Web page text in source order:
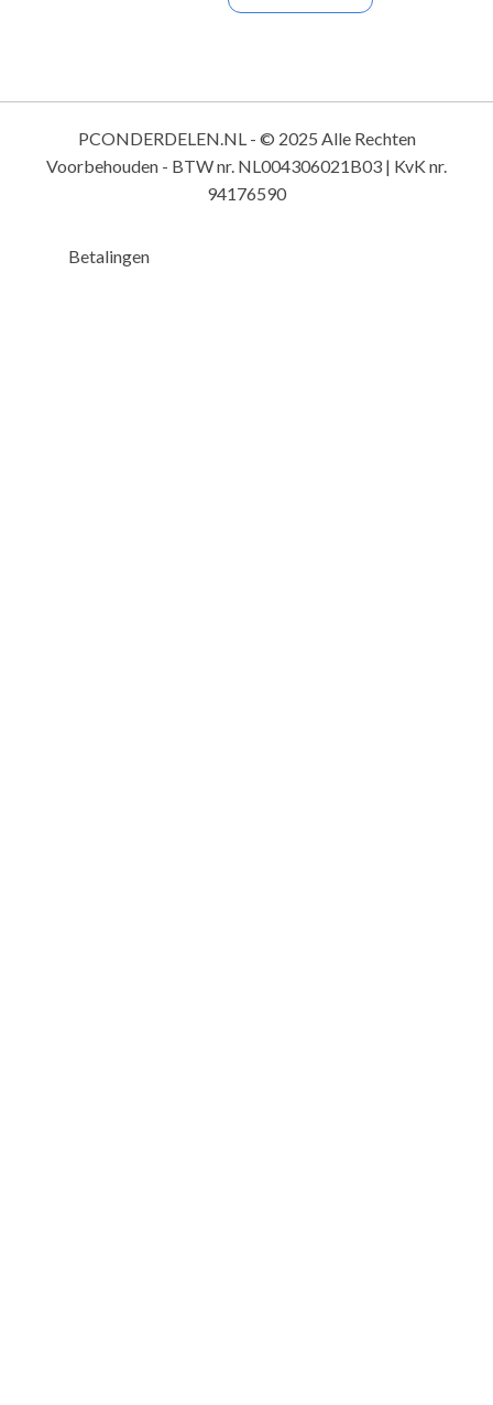
PCONDERDELEN.NL - © 2025 Alle Rechten
Voorbehouden - BTW nr. NL004306021B03 | KvK nr.
94176590
Betalingen